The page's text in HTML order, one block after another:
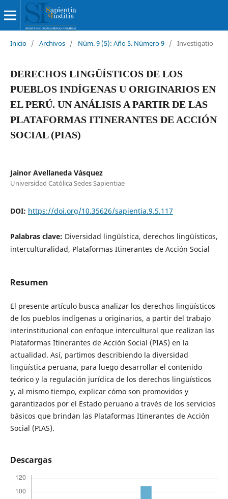
Inicio / Archivos / Núm. 9 (5): Año 5. Número 9 / Investigatio
DERECHOS LINGÜÍSTICOS DE LOS
PUEBLOS INDÍGENAS U ORIGINARIOS EN
EL PERÚ. UN ANÁLISIS A PARTIR DE LAS
PLATAFORMAS ITINERANTES DE ACCIÓN
SOCIAL (PIAS)
Jainor Avellaneda Vásquez
Universidad Católica Sedes Sapientiae
DOI: https://doi.org/10.35626/sapientia.9.5.117
Palabras clave: Diversidad lingüística, derechos lingüísticos,
interculturalidad, Plataformas Itinerantes de Acción Social
Resumen
El presente artículo busca analizar los derechos lingüísticos
de los pueblos indígenas u originarios, a partir del trabajo
interinstitucional con enfoque intercultural que realizan las
Plataformas Itinerantes de Acción Social (PIAS) en la
actualidad. Así, partimos describiendo la diversidad
lingüística peruana, para luego desarrollar el contenido
teórico y la regulación jurídica de los derechos lingüísticos
y, al mismo tiempo, explicar cómo son promovidos y
garantizados por el Estado peruano a través de los servicios
básicos que brindan las Plataformas Itinerantes de Acción
Social (PIAS).
Descargas